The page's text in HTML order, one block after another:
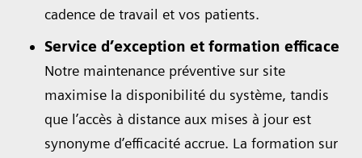
cadence de travail et vos patients.
Service d’exception et formation efficace
Notre maintenance préventive sur site
maximise la disponibilité du système, tandis
que l’accès à distance aux mises à jour est
synonyme d’efficacité accrue. La formation sur